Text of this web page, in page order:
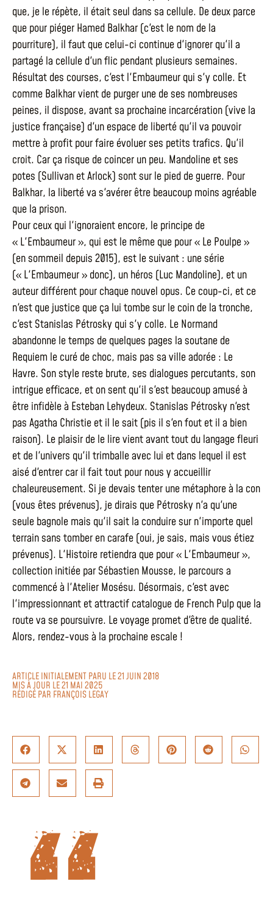
que, je le répète, il était seul dans sa cellule. De deux parce
que pour piéger Hamed Balkhar (c'est le nom de la
pourriture), il faut que celui-ci continue d'ignorer qu'il a
partagé la cellule d'un flic pendant plusieurs semaines.
Résultat des courses, c'est l'Embaumeur qui s'y colle. Et
comme Balkhar vient de purger une de ses nombreuses
peines, il dispose, avant sa prochaine incarcération (vive la
justice française) d'un espace de liberté qu'il va pouvoir
mettre à profit pour faire évoluer ses petits trafics. Qu'il
croit. Car ça risque de coincer un peu. Mandoline et ses
potes (Sullivan et Arlock) sont sur le pied de guerre. Pour
Balkhar, la liberté va s'avérer être beaucoup moins agréable
que la prison.
Pour ceux qui l'ignoraient encore, le principe de
« L'Embaumeur », qui est le même que pour « Le Poulpe »
(en sommeil depuis 2015), est le suivant : une série
(« L'Embaumeur » donc), un héros (Luc Mandoline), et un
auteur différent pour chaque nouvel opus. Ce coup-ci, et ce
n'est que justice que ça lui tombe sur le coin de la tronche,
c'est Stanislas Pétrosky qui s'y colle. Le Normand
abandonne le temps de quelques pages la soutane de
Requiem le curé de choc, mais pas sa ville adorée : Le
Havre. Son style reste brute, ses dialogues percutants, son
intrigue efficace, et on sent qu'il s'est beaucoup amusé à
être infidèle à Esteban Lehydeux. Stanislas Pétrosky n'est
pas Agatha Christie et il le sait (pis il s'en fout et il a bien
raison). Le plaisir de le lire vient avant tout du langage fleuri
et de l'univers qu'il trimballe avec lui et dans lequel il est
aisé d'entrer car il fait tout pour nous y accueillir
chaleureusement. Si je devais tenter une métaphore à la con
(vous êtes prévenus), je dirais que Pétrosky n'a qu'une
seule bagnole mais qu'il sait la conduire sur n'importe quel
terrain sans tomber en carafe (oui, je sais, mais vous étiez
prévenus). L'Histoire retiendra que pour « L'Embaumeur »,
collection initiée par Sébastien Mousse, le parcours a
commencé à l'Atelier Mosésu. Désormais, c'est avec
l'impressionnant et attractif catalogue de French Pulp que la
route va se poursuivre. Le voyage promet d'être de qualité.
Alors, rendez-vous à la prochaine escale !
ARTICLE INITIALEMENT PARU LE 21 JUIN 2018
MIS À JOUR LE 21 MAI 2025
RÉDIGÉ PAR FRANÇOIS LEGAY